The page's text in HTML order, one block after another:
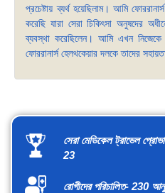
প্রচেষ্টায় ব্যর্থ হয়েছিলাম। আমি
করেছি যারা সেরা চিকিৎসা অনুষদের
ব্যবস্থা করেছিলেন। আমি এখন
ফোররানার্স হেলথকেয়ার দলকে তাদের
সেরা মেডিকেল ট্রাভেল
23
রোগীদের পরিচালিত- 230